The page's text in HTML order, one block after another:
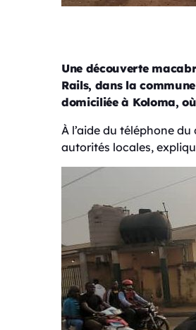
Une découverte
Rails, dans la
domiciliée à Koloma,
À l’aide du téléphone
autorités locales,